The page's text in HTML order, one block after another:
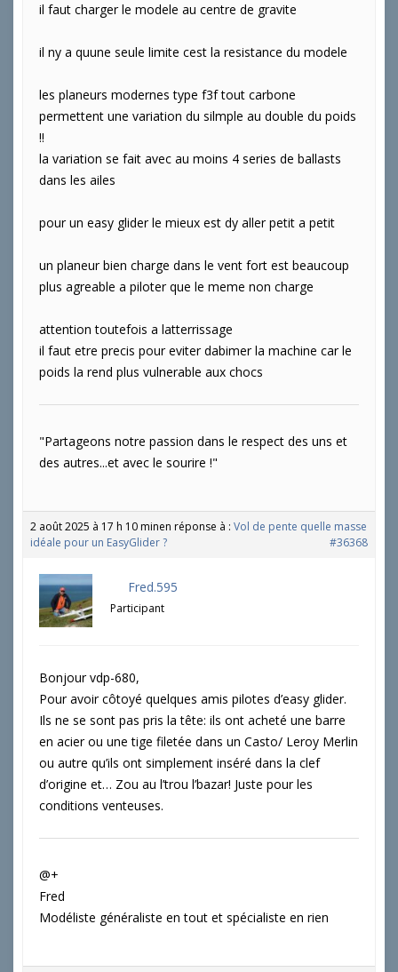
il faut charger le modele au centre de gravite
il ny a quune seule limite cest la resistance du modele
les planeurs modernes type f3f tout carbone
permettent une variation du silmple au double du poids
!!
la variation se fait avec au moins 4 series de ballasts
dans les ailes
pour un easy glider le mieux est dy aller petit a petit
un planeur bien charge dans le vent fort est beaucoup
plus agreable a piloter que le meme non charge
attention toutefois a latterrissage
il faut etre precis pour eviter dabimer la machine car le
poids la rend plus vulnerable aux chocs
"Partageons notre passion dans le respect des uns et
des autres...et avec le sourire !"
2 août 2025 à 17 h 10 minen réponse à : Vol de pente quelle masse
idéale pour un EasyGlider ?
#36368
Fred.595
Participant
Bonjour vdp-680,
Pour avoir côtoyé quelques amis pilotes d’easy glider.
Ils ne se sont pas pris la tête: ils ont acheté une barre
en acier ou une tige filetée dans un Casto/ Leroy Merlin
ou autre qu’ils ont simplement inséré dans la clef
d’origine et… Zou au l’trou l’bazar! Juste pour les
conditions venteuses.
@+
Fred
Modéliste généraliste en tout et spécialiste en rien